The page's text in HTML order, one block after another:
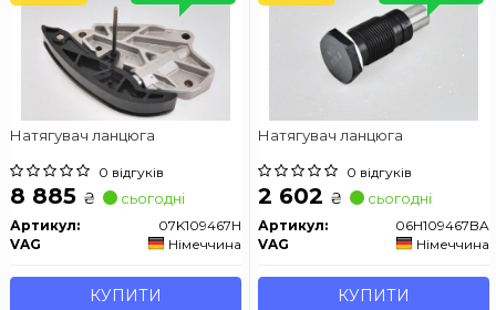
Натягувач ланцюга
0 відгуків
8 885 ₴ сьогодні
Артикул:
07K109467H
VAG
Німеччина
КУПИТИ
Натягувач ланцюга
0 відгуків
2 602 ₴ сьогодні
Артикул:
06H109467BA
VAG
Німеччина
КУПИТИ